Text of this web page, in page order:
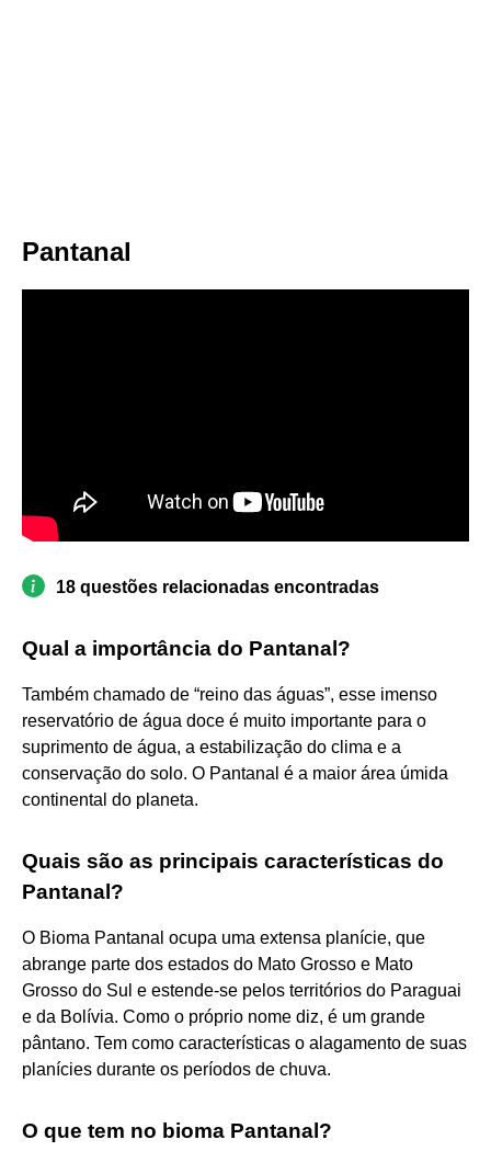
Pantanal
18 questões relacionadas encontradas
Qual a importância do Pantanal?
Também chamado de “reino das águas”, esse imenso
reservatório de água doce é muito importante para o
suprimento de água, a estabilização do clima e a
conservação do solo. O Pantanal é a maior área úmida
continental do planeta.
Quais são as principais características do
Pantanal?
O Bioma Pantanal ocupa uma extensa planície, que
abrange parte dos estados do Mato Grosso e Mato
Grosso do Sul e estende-se pelos territórios do Paraguai
e da Bolívia. Como o próprio nome diz, é um grande
pântano. Tem como características o alagamento de suas
planícies durante os períodos de chuva.
O que tem no bioma Pantanal?